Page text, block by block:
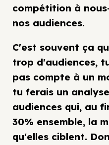
compétition à
nos audiences.
C'est souvent ça
trop d'audiences,
pas compte à un
tu ferais un
audiences qui, au
30% ensemble, la
qu'elles ciblent.